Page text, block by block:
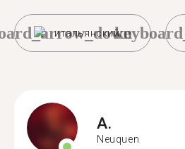
итальянский
A.
Neuquen